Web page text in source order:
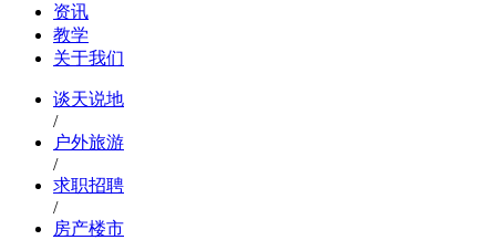
资讯
教学
关于我们
谈天说地
/
户外旅游
/
求职招聘
/
房产楼市